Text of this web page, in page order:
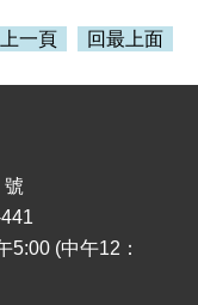
一頁 回最上面
號
5:00 (中午12：